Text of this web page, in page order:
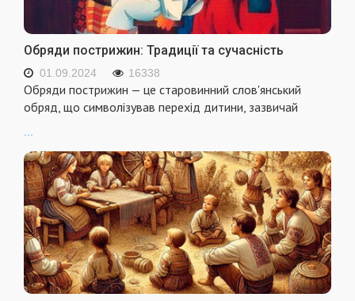
Обряди пострижин: Традиції та сучасність
01.09.2024 16338
Обряди пострижин — це старовинний слов'янський
обряд, що символізував перехід дитини, зазвичай